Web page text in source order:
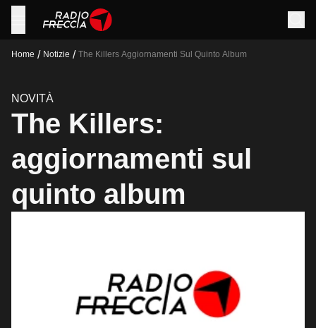
Home / Notizie / The Killers Aggiornamenti Sul Quinto Album
NOVITÀ
The Killers:
aggiornamenti sul
quinto album